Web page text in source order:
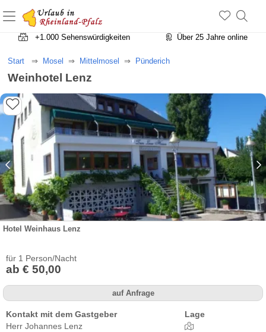
+1.500 Unterkünfte in Rheinland-Pfalz
+1.000 Sehenswürdigkeiten
Über 25 Jahre online
Start Mosel Mittelmosel Pünderich
Weinhotel Lenz
Hotel Weinhaus Lenz
für 1 Person/Nacht
ab € 50,00
auf Anfrage
Kontakt mit dem Gastgeber
Herr Johannes Lenz
Lage